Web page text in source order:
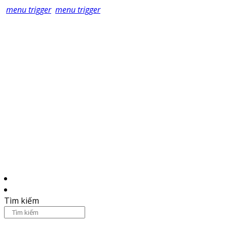
menu trigger menu trigger
Tìm kiếm